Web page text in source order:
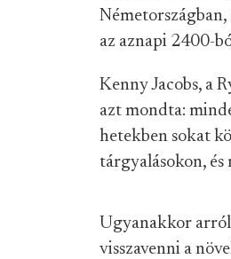
az aznapi 2400-
Kenny Jacobs, a
azt mondta:
hetekben sokat
tárgyalásokon,
Ugyanakkor arról
visszavenni a